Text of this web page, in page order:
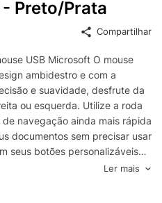
Preto/Prata
Compartilhar
USB Microsoft O mouse
ambidestro e com a
e suavidade, desfrute da
ou esquerda. Utilize a roda
navegação ainda mais rápida
documentos sem precisar usar
seus botões personalizáveis
nas músicas, documentos e
Mouse Gamer Microsoft Com
- Marca: Microsoft - Modelo:
Ler mais